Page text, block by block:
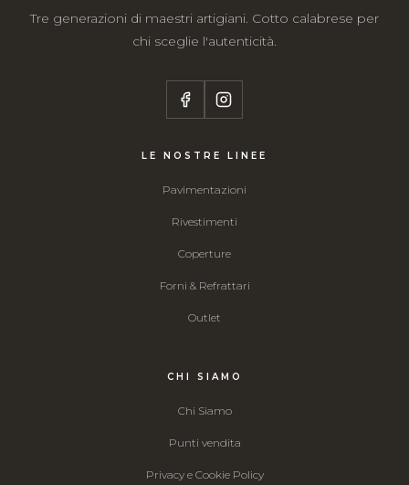
Tre generazioni di maestri artigiani. Cotto calabrese per
chi sceglie l'autenticità.
LE NOSTRE LINEE
Pavimentazioni
Rivestimenti
Coperture
Forni & Refrattari
Outlet
CHI SIAMO
Chi Siamo
Punti vendita
Privacy e Cookie Policy